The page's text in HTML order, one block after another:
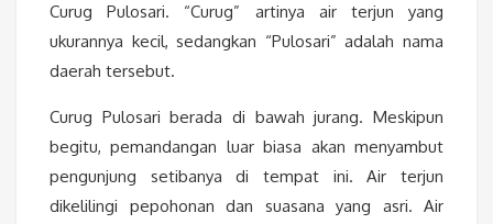
Curug Pulosari. “Curug” artinya air terjun yang
ukurannya kecil, sedangkan “Pulosari” adalah nama
daerah tersebut.
Curug Pulosari berada di bawah jurang. Meskipun
begitu, pemandangan luar biasa akan menyambut
pengunjung setibanya di tempat ini. Air terjun
dikelilingi pepohonan dan suasana yang asri. Air